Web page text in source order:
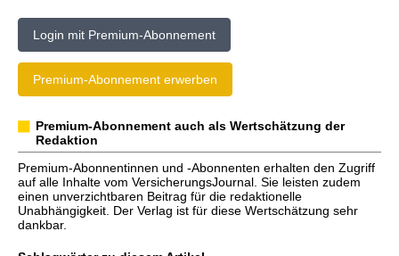
Login mit Premium-Abonnement
Premium-Abonnement erwerben
Premium-Abonnement auch als Wertschätzung der
Redaktion
Premium-Abonnentinnen und -Abonnenten erhalten den Zugriff
auf alle Inhalte vom VersicherungsJournal. Sie leisten zudem
einen unverzichtbaren Beitrag für die redaktionelle
Unabhängigkeit. Der Verlag ist für diese Wertschätzung sehr
dankbar.